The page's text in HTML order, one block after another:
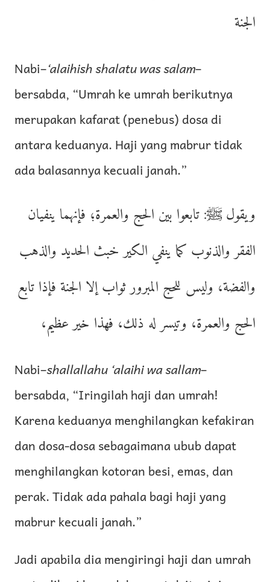
الجنة
Nabi–‘alaihish shalatu was salam–
bersabda, “Umrah ke umrah berikutnya
merupakan kafarat (penebus) dosa di
antara keduanya. Haji yang mabrur tidak
ada balasannya kecuali janah.”
ويقول ﷺ: تابعوا بين الحج والعمرة؛ فإنهما ينفيان
الفقر والذنوب كما ينفي الكير خبث الحديد والذهب
والفضة، وليس للحج المبرور ثواب إلا الجنة فإذا تابع
الحج والعمرة، وتيسر له ذلك، فهذا خير عظيم،
Nabi–shallallahu ‘alaihi wa sallam–
bersabda, “Iringilah haji dan umrah!
Karena keduanya menghilangkan kefakiran
dan dosa-dosa sebagaimana ubub dapat
menghilangkan kotoran besi, emas, dan
perak. Tidak ada pahala bagi haji yang
mabrur kecuali janah.”
Jadi apabila dia mengiringi haji dan umrah